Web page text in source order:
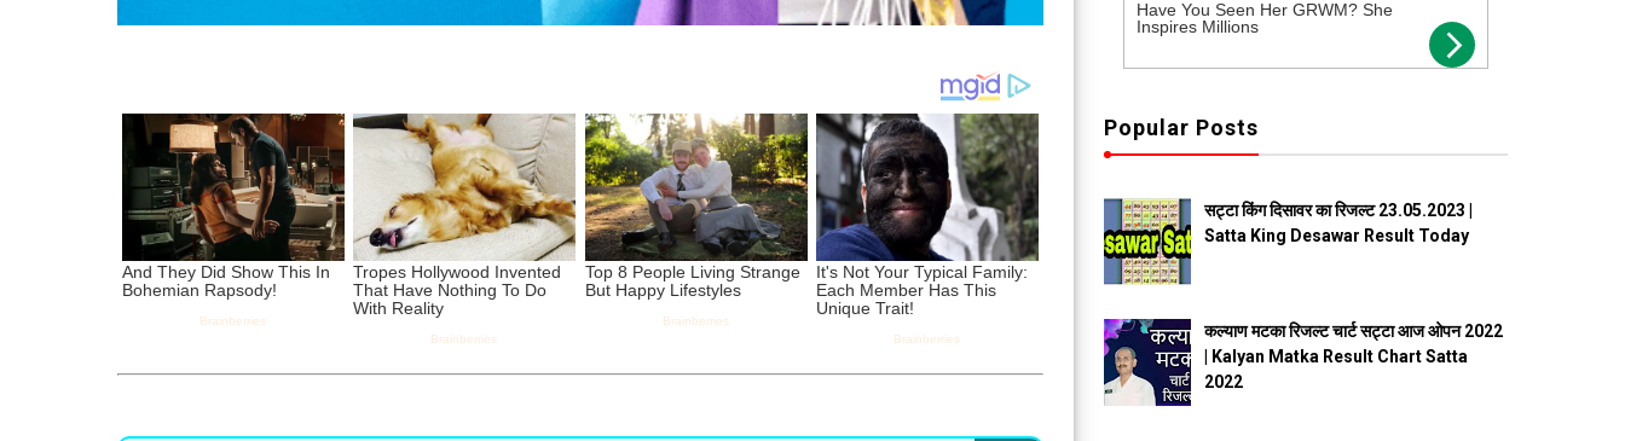
Popular Posts
सट्टा किंग दिसावर का रिजल्ट 23.05.2023 |
Satta King Desawar Result Today
कल्याण मटका रिजल्ट चार्ट सट्टा आज ओपन 2022
| Kalyan Matka Result Chart Satta
2022